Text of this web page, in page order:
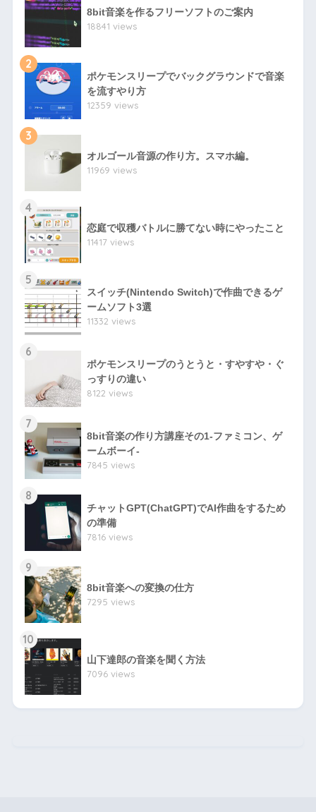
8bit音楽を作るフリーソフトのご案内
18841 views
2
ポケモンスリープでバックグラウンドで音楽
を流すやり方
12359 views
3
オルゴール音源の作り方。スマホ編。
11969 views
4
恋庭で収穫バトルに勝てない時にやったこと
11417 views
5
スイッチ(Nintendo Switch)で作曲できるゲ
ームソフト3選
11332 views
6
ポケモンスリープのうとうと・すやすや・ぐ
っすりの違い
8122 views
7
8bit音楽の作り方講座その1-ファミコン、ゲ
ームボーイ-
7845 views
8
チャットGPT(ChatGPT)でAI作曲をするため
の準備
7816 views
9
8bit音楽への変換の仕方
7295 views
10
山下達郎の音楽を聞く方法
7096 views